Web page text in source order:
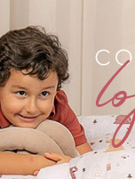
Cobertura para Grade
de Berço London Azul